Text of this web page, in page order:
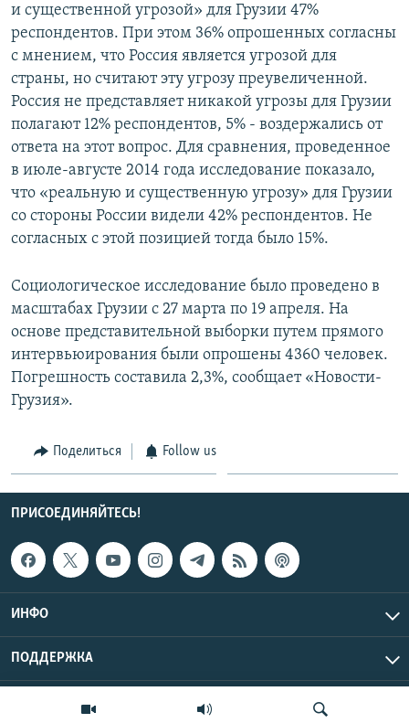
и существенной угрозой» для Грузии 47%
респондентов. При этом 36% опрошенных согласны
с мнением, что Россия является угрозой для
страны, но считают эту угрозу преувеличенной.
Россия не представляет никакой угрозы для Грузии
полагают 12% респондентов, 5% - воздержались от
ответа на этот вопрос. Для сравнения, проведенное
в июле-августе 2014 года исследование показало,
что «реальную и существенную угрозу» для Грузии
со стороны России видели 42% респондентов. Не
согласных с этой позицией тогда было 15%.
Социологическое исследование было проведено в
масштабах Грузии с 27 марта по 19 апреля. На
основе представительной выборки путем прямого
интервьюирования были опрошены 4360 человек.
Погрешность составила 2,3%, сообщает «Новости-
Грузия».
Поделиться Follow us
ПРИСОЕДИНЯЙТЕСЬ!
ИНФО
ПОДДЕРЖКА
Эхо Кавказа © 2026 RFE/RL, Inc. | Все права защищены.